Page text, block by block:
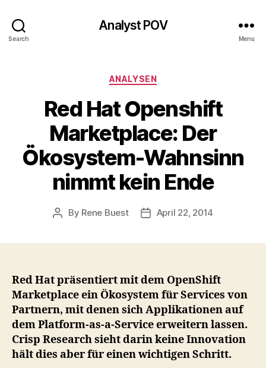
Search
Analyst POV
Menu
Categories
ANALYSEN
Red Hat Openshift
Marketplace: Der
Ökosystem-Wahnsinn
nimmt kein Ende
Post
By Rene Buest
PostApril 22, 2014
Red Hat präsentiert mit dem OpenShift
Marketplace ein Ökosystem für Services von
Partnern, mit denen sich Applikationen auf
dem Platform-as-a-Service erweitern lassen.
Crisp Research sieht darin keine Innovation
hält dies aber für einen wichtigen Schritt.